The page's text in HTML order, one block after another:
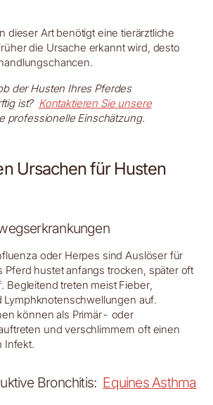
dieser Art benötigt eine tierärztliche
die Ursache erkannt wird, desto
der Husten Ihres Pferdes
ist? Kontaktieren Sie unsere
professionelle Einschätzung.
Ursachen für Husten
oder Herpes sind Auslöser für
Pferd hustet anfangs trocken, später oft
Begleitend treten meist Fieber,
Lymphknotenschwellungen auf.
können als Primär- oder
und verschlimmern oft einen
Infekt.
Bronchitis: Equines Asthma